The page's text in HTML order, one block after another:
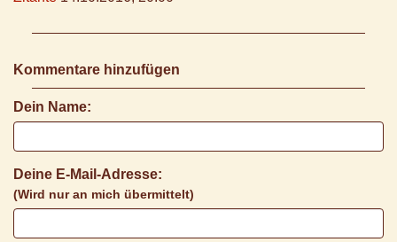
Kommentare hinzufügen
Dein Name:
Deine E-Mail-Adresse:
(Wird nur an mich übermittelt)